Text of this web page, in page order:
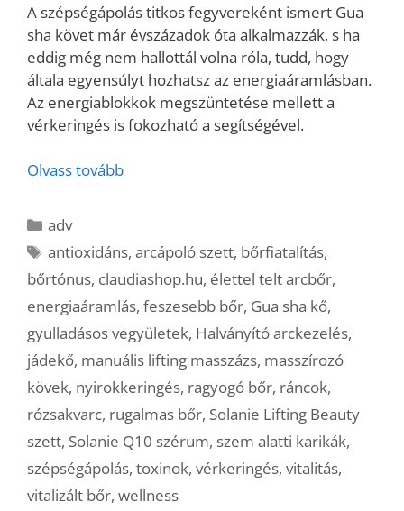
A szépségápolás titkos fegyvereként ismert Gua
sha követ már évszázadok óta alkalmazzák, s ha
eddig még nem hallottál volna róla, tudd, hogy
általa egyensúlyt hozhatsz az energiaáramlásban.
Az energiablokkok megszüntetése mellett a
vérkeringés is fokozható a segítségével.
Olvass tovább
Kategória
adv
Címkék
antioxidáns,arcápoló szett, bőrfiatalítás,
bőrtónus, claudiashop.hu, élettel telt arcbőr,
energiaáramlás, feszesebb bőr, Gua sha kő,
gyulladásos vegyületek, Halványító arckezelés,
jádekő, manuális lifting masszázs, masszírozó
kövek, nyirokkeringés, ragyogó bőr, ráncok,
rózsakvarc, rugalmas bőr, Solanie Lifting Beauty
szett, Solanie Q10 szérum, szem alatti karikák,
szépségápolás, toxinok, vérkeringés, vitalitás,
vitalizált bőr, wellness